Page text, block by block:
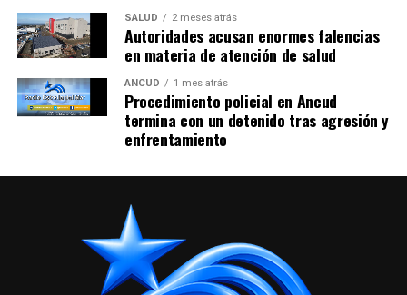
SALUD 2 meses atrás
Autoridades acusan enormes falencias
en materia de atención de salud
ANCUD 1 mes atrás
Procedimiento policial en Ancud
termina con un detenido tras agresión y
enfrentamiento